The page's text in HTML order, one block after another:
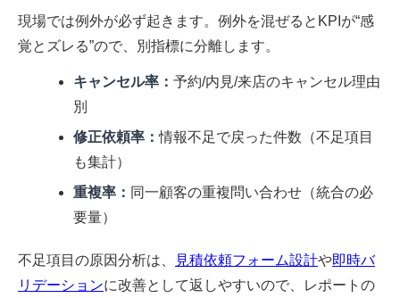
現場では例外が必ず起きます。例外を混ぜるとKPIが“感
覚とズレる”ので、別指標に分離します。
キャンセル率：予約/内見/来店のキャンセル理由
別
修正依頼率：情報不足で戻った件数（不足項目
も集計）
重複率： 同一顧客の重複問い合わせ（統合の必
要量）
不足項目の原因分析は、 見積依頼フォーム設計や即時バ
リデーションに改善として返しやすいので、レポートの